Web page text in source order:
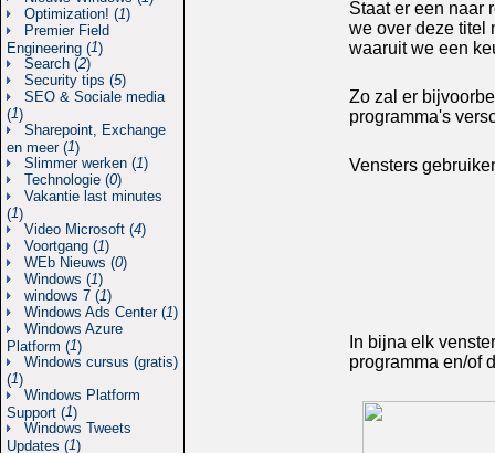
Optimization! (1)
Premier Field
Engineering (1)
Search (2)
Security tips (5)
SEO & Sociale media
(1)
Sharepoint, Exchange
en meer (1)
Slimmer werken (1)
Technologie (0)
Vakantie last minutes
(1)
Video Microsoft (4)
Voortgang (1)
WEb Nieuws (0)
Windows (1)
windows 7 (1)
Windows Ads Center (1)
Windows Azure
Platform (1)
Windows cursus (gratis)
(1)
Windows Platform
Support (1)
Windows Tweets
Updates (1)
Staat er een naar
we over deze titel
waaruit we een
Zo zal er
programma's
Vensters
In bijna elk
programma en/of